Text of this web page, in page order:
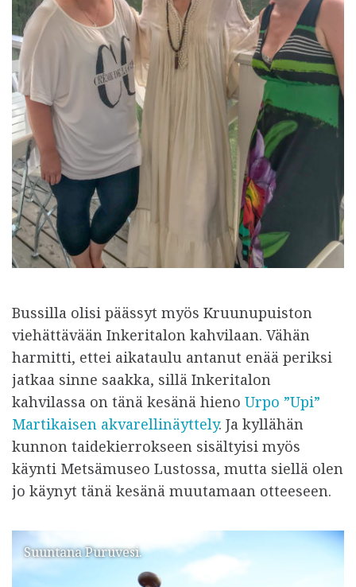
Bussilla olisi päässyt myös Kruunupuiston
viehättävään Inkeritalon kahvilaan. Vähän
harmitti, ettei aikataulu antanut enää periksi
jatkaa sinne saakka, sillä Inkeritalon
kahvilassa on tänä kesänä hieno Urpo ”Upi”
Martikaisen akvarellinäyttely. Ja kyllähän
kunnon taidekierrokseen sisältyisi myös
käynti Metsämuseo Lustossa, mutta siellä olen
jo käynyt tänä kesänä muutamaan otteeseen.
Suuntana Puruvesi.